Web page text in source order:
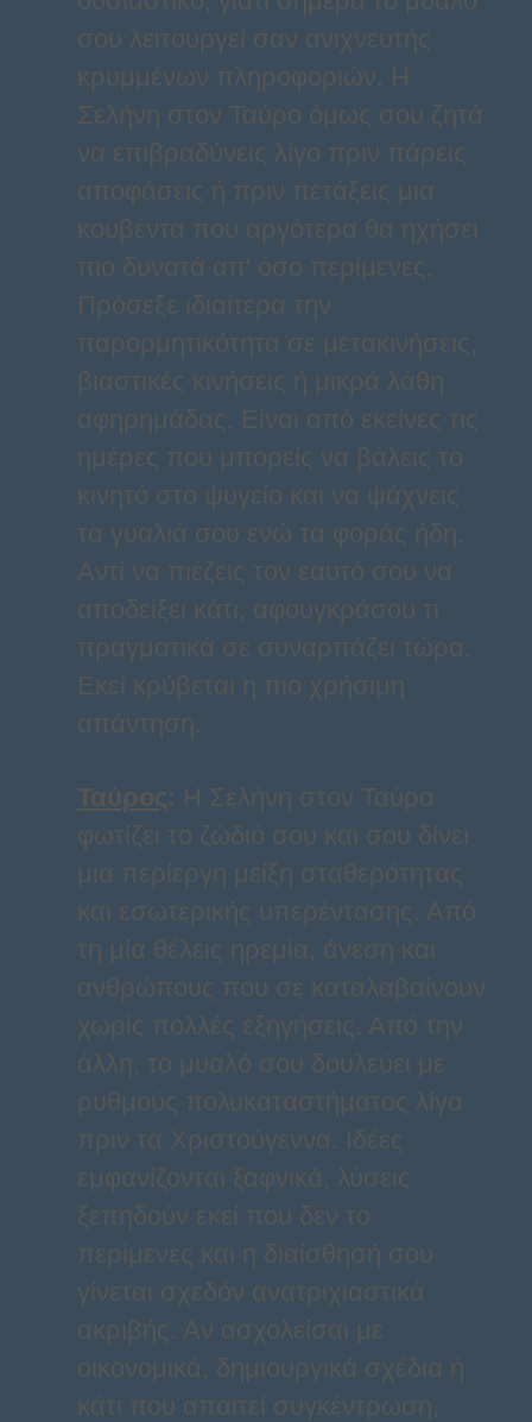
σου λειτουργεί σαν ανιχνευτής
κρυμμένων πληροφοριών. Η
Σελήνη στον Ταύρο όμως σου ζητά
να επιβραδύνεις λίγο πριν πάρεις
αποφάσεις ή πριν πετάξεις μια
κουβέντα που αργότερα θα ηχήσει
πιο δυνατά απ' όσο περίμενες.
Πρόσεξε ιδιαίτερα την
παρορμητικότητα σε μετακινήσεις,
βιαστικές κινήσεις ή μικρά λάθη
αφηρημάδας. Είναι από εκείνες τις
ημέρες που μπορείς να βάλεις το
κινητό στο ψυγείο και να ψάχνεις
τα γυαλιά σου ενώ τα φοράς ήδη.
Αντί να πιέζεις τον εαυτό σου να
αποδείξει κάτι, αφουγκράσου τι
πραγματικά σε συναρπάζει τώρα.
Εκεί κρύβεται η πιο χρήσιμη
απάντηση.
Ταύρος: Η Σελήνη στον Ταύρο
φωτίζει το ζώδιό σου και σου δίνει
μια περίεργη μείξη σταθερότητας
και εσωτερικής υπερέντασης. Από
τη μία θέλεις ηρεμία, άνεση και
ανθρώπους που σε καταλαβαίνουν
χωρίς πολλές εξηγήσεις. Από την
άλλη, το μυαλό σου δουλεύει με
ρυθμούς πολυκαταστήματος λίγο
πριν τα Χριστούγεννα. Ιδέες
εμφανίζονται ξαφνικά, λύσεις
ξεπηδούν εκεί που δεν το
περίμενες και η διαίσθησή σου
γίνεται σχεδόν ανατριχιαστικά
ακριβής. Αν ασχολείσαι με
οικονομικά, δημιουργικά σχέδια ή
κάτι που απαιτεί συγκέντρωση,